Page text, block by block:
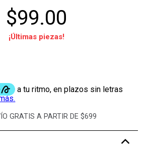
$99.00
¡Últimas piezas!
GRATIS A PARTIR DE $699
-